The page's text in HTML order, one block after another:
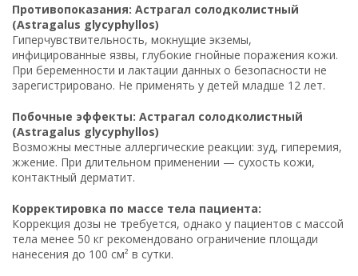
Противопоказания: Астрагал солодколистный
(Astragalus glycyphyllos)
Гиперчувствительность, мокнущие экземы,
инфицированные язвы, глубокие гнойные поражения кожи.
При беременности и лактации данных о безопасности не
зарегистрировано. Не применять у детей младше 12 лет.
Побочные эффекты: Астрагал солодколистный
(Astragalus glycyphyllos)
Возможны местные аллергические реакции: зуд, гиперемия,
жжение. При длительном применении — сухость кожи,
контактный дерматит.
Корректировка по массе тела пациента:
Коррекция дозы не требуется, однако у пациентов с массой
тела менее 50 кг рекомендовано ограничение площади
нанесения до 100 см² в сутки.